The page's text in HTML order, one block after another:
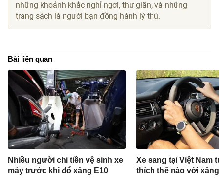
những khoảnh khắc nghỉ ngơi, thư giãn, và những
trang sách là người bạn đồng hành lý thú.
Bài liên quan
Nhiều người chi tiền vệ sinh xe
máy trước khi đổ xăng E10
Xe sang tại Việt Nam
thích thế nào với